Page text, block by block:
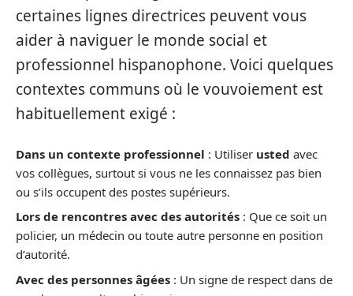
certaines lignes directrices peuvent vous
aider à naviguer le monde social et
professionnel hispanophone. Voici quelques
contextes communs où le vouvoiement est
habituellement exigé :
Dans un contexte professionnel : Utiliser usted avec
vos collègues, surtout si vous ne les connaissez pas bien
ou s’ils occupent des postes supérieurs.
Lors de rencontres avec des autorités : Que ce soit un
policier, un médecin ou toute autre personne en position
d’autorité.
Avec des personnes âgées : Un signe de respect dans de